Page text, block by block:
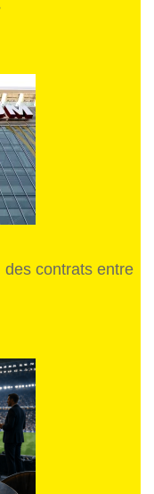
des contrats entre